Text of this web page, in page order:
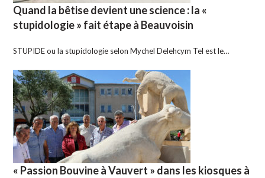
Quand la bêtise devient une science : la «
stupidologie » fait étape à Beauvoisin
STUPIDE ou la stupidologie selon Mychel Delehcym Tel est le…
« Passion Bouvine à Vauvert » dans les kiosques à